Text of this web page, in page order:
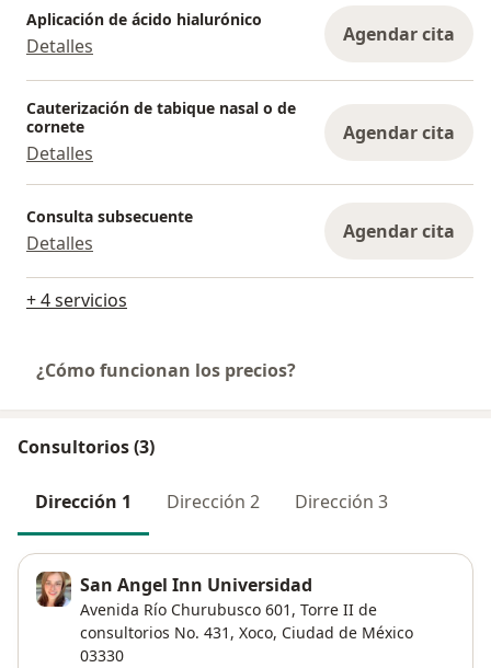
Aplicación de ácido hialurónico
Detalles Agendar cita
Cauterización de tabique nasal o de
cornete
Detalles
Agendar cita
Consulta subsecuente
Detalles Agendar cita
+ 4 servicios
¿Cómo funcionan los precios?
Consultorios (3)
Dirección 1 Dirección 2 Dirección 3
San Angel Inn Universidad
Avenida Río Churubusco 601, Torre II de
consultorios No. 431, Xoco, Ciudad de México
03330